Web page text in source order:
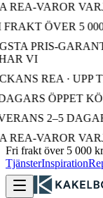
REA-VAROR
ÖVER 5 000
PRIS-
VI
REA · UPP
ÖPPET KÖP
2–5
REA-VAROR
Fri frakt över 5 000
TjänsterInspiration